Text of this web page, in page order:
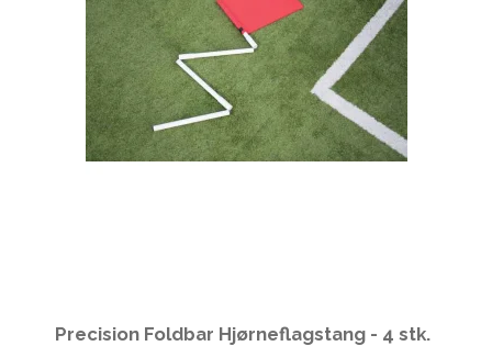
Precision Foldbar Hjørneflagstang - 4 stk.